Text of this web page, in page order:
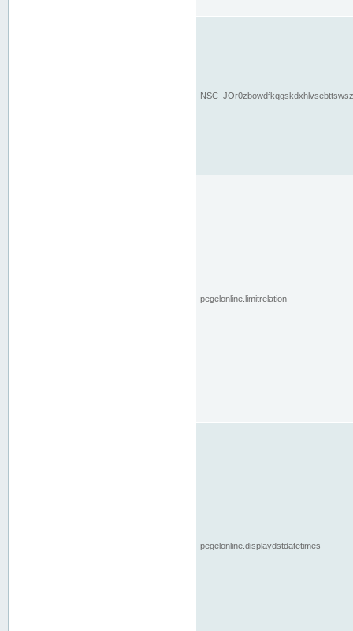
pegelonline.limitrelation
pegelonline.displaydstdatetimes